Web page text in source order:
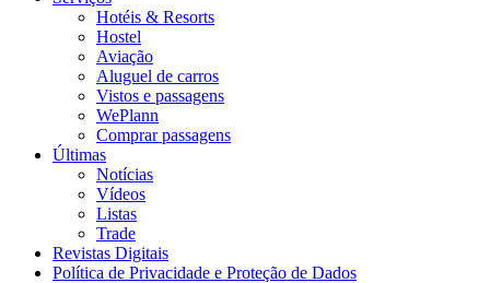
Hotéis & Resorts
Hostel
Aviação
Aluguel de carros
Vistos e passagens
WePlann
Comprar passagens
Últimas
Notícias
Vídeos
Listas
Trade
Revistas Digitais
Política de Privacidade e Proteção de Dados